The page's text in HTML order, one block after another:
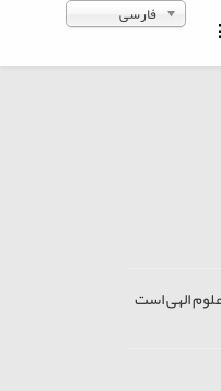
فارسی
الهی است